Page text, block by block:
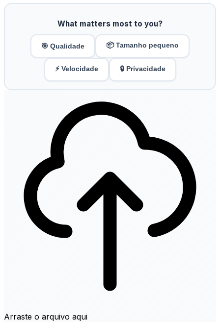
What matters most to you?
🎯 Qualidade 📦 Tamanho pequeno
⚡ Velocidade 🔒 Privacidade
Arraste o arquivo aqui